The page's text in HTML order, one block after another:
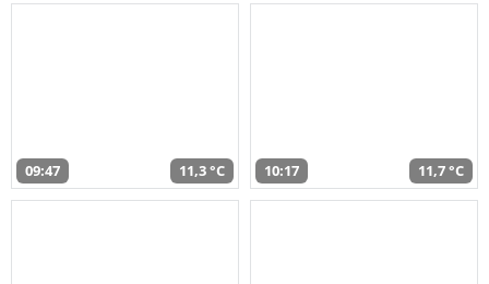
09:47 11,3 °C 10:17 11,7 °C